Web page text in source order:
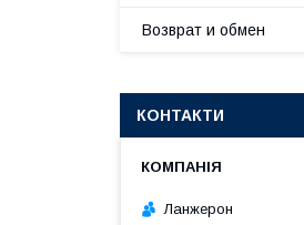
Возврат и обмен
КОНТАКТИ
Ланжерон